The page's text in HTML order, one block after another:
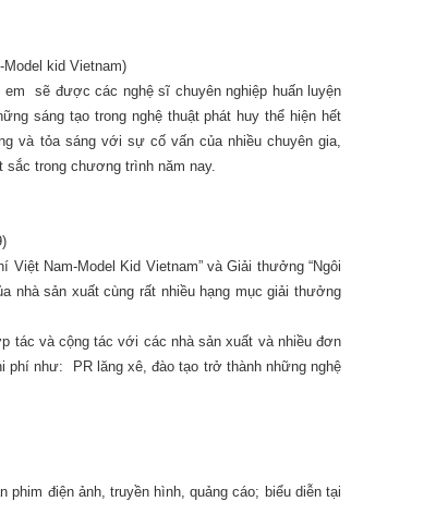
kid Vietnam)
sẽ được các nghệ sĩ chuyên nghiệp huấn luyện
sáng tạo trong nghệ thuật phát huy thể hiện hết
và tỏa sáng với sự cố vấn của nhiều chuyên gia,
sắc trong chương trình năm nay.
Nam-Model Kid Vietnam” và Giải thưởng “Ngôi
nhà sản xuất cùng rất nhiều hạng mục giải thưởng
tác và cộng tác với các nhà sản xuất và nhiều đơn
như: PR lăng xê, đào tạo trở thành những nghệ
điện ảnh, truyền hình, quảng cáo; biểu diễn tại